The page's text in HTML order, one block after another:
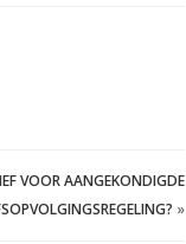
VOOR AANGEKONDIGDE
»